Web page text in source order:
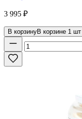
3 995 ₽
В корзинуВ корзине 1 шт